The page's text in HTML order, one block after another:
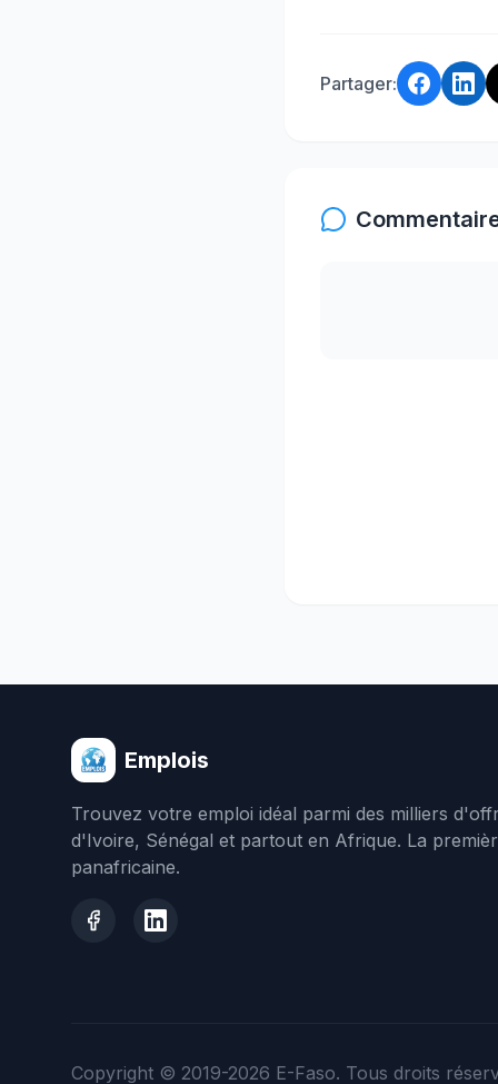
Partager:
Emplois
Trouvez votre emploi idéal parmi des milliers
d'Ivoire, Sénégal et partout en Afrique. La
panafricaine.
Copyright © 2019-2026 E-Faso. Tous droits